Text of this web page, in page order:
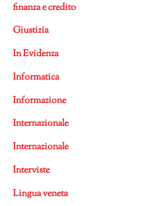
finanza e credito
Giustizia
In Evidenza
Informatica
Informazione
Internazionale
Internazionale
Interviste
Lingua veneta